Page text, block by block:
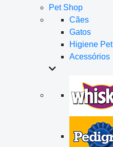
Pet Shop
Cães
Gatos
Higiene Pet
Acessórios